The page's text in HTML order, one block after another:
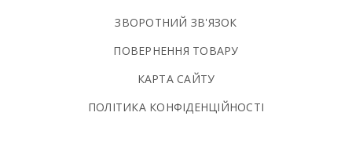
ЗВОРОТНИЙ ЗВ'ЯЗОК
ПОВЕРНЕННЯ ТОВАРУ
КАРТА САЙТУ
ПОЛIТИКА КОНФIДЕНЦIЙНОСТI